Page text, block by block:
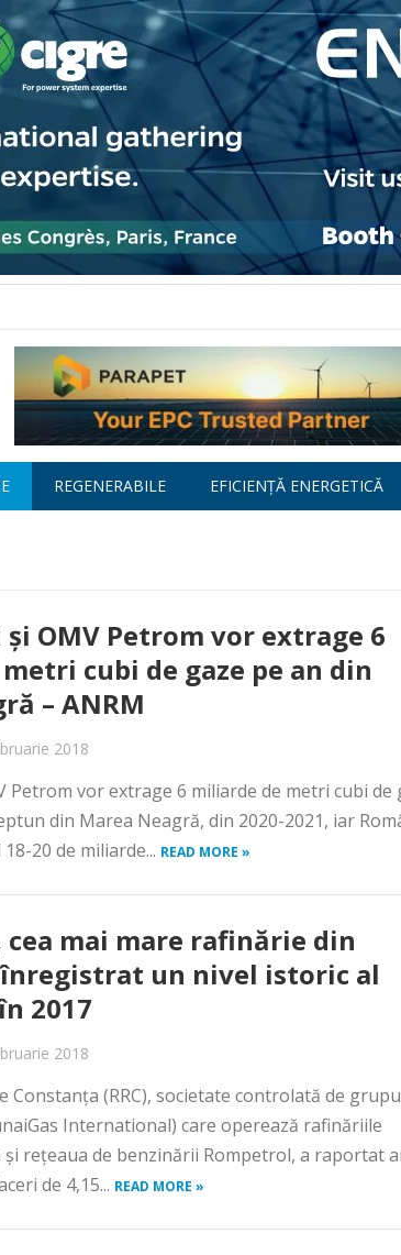
REGENERABILE EFICIENȚĂ ENERGETICĂ
OMV Petrom vor extrage 6
cubi de gaze pe an din
– ANRM
2018
Petrom vor extrage 6 miliarde de metri cubi de
din Marea Neagră, din 2020-2021, iar
20 de miliarde... READ MORE »
mai mare rafinărie din
înregistrat un nivel istoric al
2017
2018
Constanţa (RRC), societate controlată de
International) care operează rafinăriile
şi reţeaua de benzinării Rompetrol, a raportat
de 4,15... READ MORE »